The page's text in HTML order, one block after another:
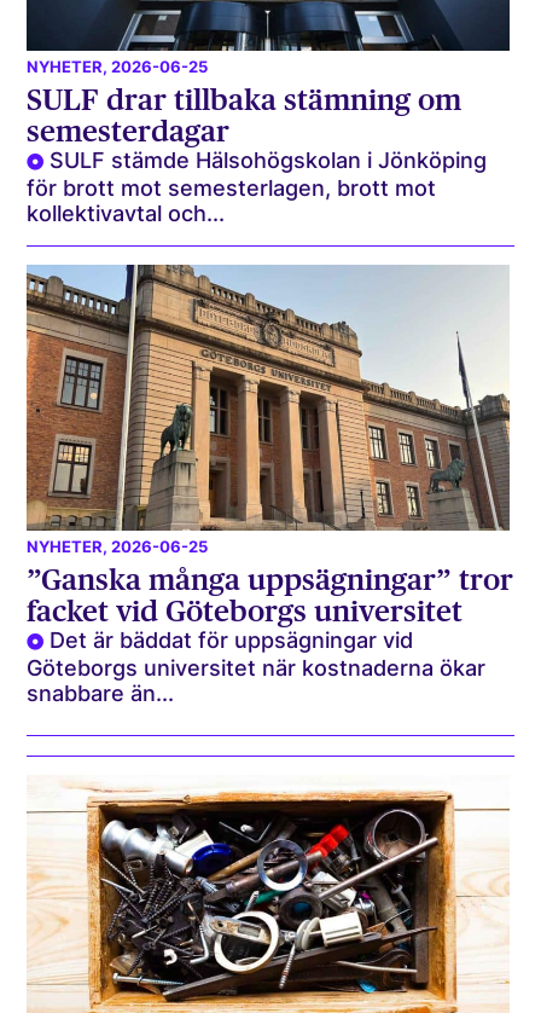
NYHETER, 2026-06-25
SULF drar tillbaka stämning om
semesterdagar
SULF stämde Hälsohögskolan i Jönköping
för brott mot semesterlagen, brott mot
kollektivavtal och...
NYHETER, 2026-06-25
”Ganska många uppsägningar” tror
facket vid Göteborgs universitet
Det är bäddat för uppsägningar vid
Göteborgs universitet när kostnaderna ökar
snabbare än...